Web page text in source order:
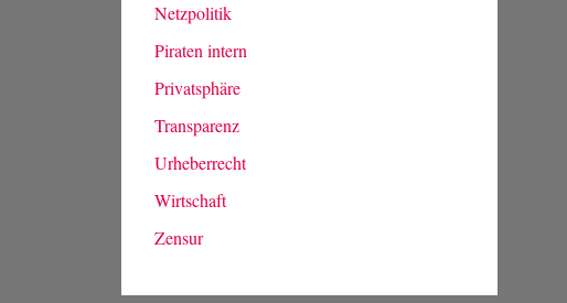
Netzpolitik
Piraten intern
Privatsphäre
Transparenz
Urheberrecht
Wirtschaft
Zensur